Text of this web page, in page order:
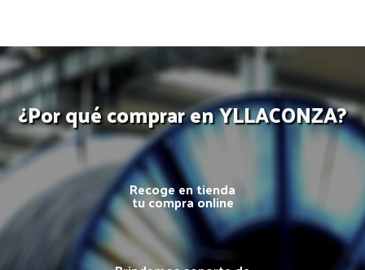
¿Por qué comprar en YLLACONZA?
Recoge en tienda
tu compra online